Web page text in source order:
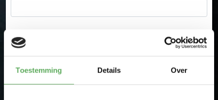
Toestemming Details Over
Plaats